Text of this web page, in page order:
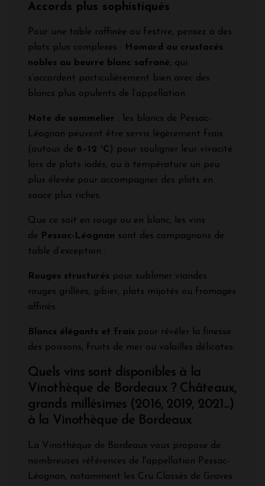
Accords plus sophistiqués
Pour une table raffinée ou festive, pensez à des
plats plus complexes :
Homard ou crustacés
nobles au beurre blanc safrané, qui
s’accordent particulièrement bien avec des
blancs plus opulents de l’appellation.
Note de sommelier : les blancs de Pessac-
Léognan peuvent être servis légèrement frais
(autour de 8–12 °C) pour souligner leur vivacité
lors de plats iodés, ou à température un peu
plus élevée pour accompagner des plats en
sauce plus riches.
Que ce soit en rouge ou en blanc, les vins
de
Pessac-Léognan sont des compagnons de
table d’exception :
Rouges structurés pour sublimer viandes
rouges grillées, gibier, plats mijotés ou fromages
affinés.
Blancs élégants et frais pour révéler la finesse
des poissons, fruits de mer ou volailles délicates.
Quels vins sont disponibles à la
Vinothèque de Bordeaux ? Châteaux,
grands millésimes (2016, 2019, 2021...)
à la Vinothèque de Bordeaux
La Vinothèque de Bordeaux vous propose de
nombreuses références de l'appellation Pessac-
Léognan, notamment les Cru Classés de Graves